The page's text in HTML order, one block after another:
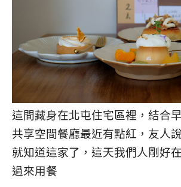
這間藏身在北屯住宅區裡，結合
共享空間餐廳最近有點紅，友人
就知道這家了，這天我們人剛好
過來用餐